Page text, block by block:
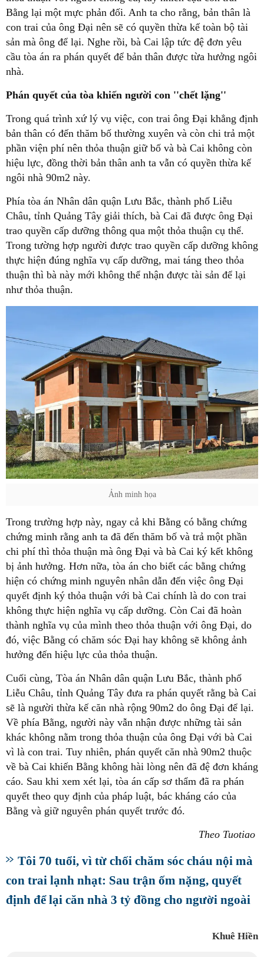
Bằng lại một mực phản đối. Anh ta cho rằng, bản thân là
con trai của ông Đại nên sẽ có quyền thừa kế toàn bộ tài
sản mà ông để lại. Nghe rồi, bà Cai lập tức đệ đơn yêu
cầu tòa án ra phán quyết để bản thân được từa hưởng ngôi
nhà.
Phán quyết của tòa khiến người con ''chết lặng''
Trong quá trình xứ lý vụ việc, con trai ông Đại khẳng định
bản thân có đến thăm bố thường xuyên và còn chi trả một
phần viện phí nên thỏa thuận giữ bố và bà Cai không còn
hiệu lực, đồng thời bản thân anh ta vẫn có quyền thừa kế
ngôi nhà 90m2 này.
Phía tòa án Nhân dân quận Lưu Bắc, thành phố Liễu
Châu, tỉnh Quảng Tây giải thích, bà Cai đã được ông Đại
trao quyền cấp dưỡng thông qua một thỏa thuận cụ thể.
Trong tường hợp người được trao quyền cấp dưỡng không
thực hiện đúng nghĩa vụ cấp dưỡng, mai táng theo thỏa
thuận thì bà này mới không thể nhận được tài sản để lại
như thỏa thuận.
Ảnh minh họa
Trong trường hợp này, ngay cả khi Bằng có bằng chứng
chứng minh rằng anh ta đã đến thăm bố và trả một phần
chi phí thì thỏa thuận mà ông Đại và bà Cai ký kết không
bị ảnh hưởng. Hơn nữa, tòa án cho biết các bằng chứng
hiện có chứng minh nguyên nhân dẫn đến việc ông Đại
quyết định ký thỏa thuận với bà Cai chính là do con trai
không thực hiện nghĩa vụ cấp dưỡng. Còn Cai đã hoàn
thành nghĩa vụ của mình theo thỏa thuận với ông Đại, do
đó, việc Bằng có chăm sóc Đại hay không sẽ không ảnh
hưởng đến hiệu lực của thỏa thuận.
Cuối cùng, Tòa án Nhân dân quận Lưu Bắc, thành phố
Liễu Châu, tỉnh Quảng Tây đưa ra phán quyết rằng bà Cai
sẽ là người thừa kế căn nhà rộng 90m2 do ông Đại để lại.
Về phía Bằng, người này vẫn nhận được những tài sản
khác không nằm trong thỏa thuận của ông Đại với bà Cai
vì là con trai. Tuy nhiên, phán quyết căn nhà 90m2 thuộc
về bà Cai khiến Bằng không hài lòng nên đã đệ đơn kháng
cáo. Sau khi xem xét lại, tòa án cấp sơ thẩm đã ra phán
quyết theo quy định của pháp luật, bác kháng cáo của
Bằng và giữ nguyên phán quyết trước đó.
Theo Tuotiao
Tôi 70 tuổi, vì từ chối chăm sóc cháu nội mà
con trai lạnh nhạt: Sau trận ốm nặng, quyết
định để lại căn nhà 3 tỷ đồng cho người ngoài
Khuê Hiền